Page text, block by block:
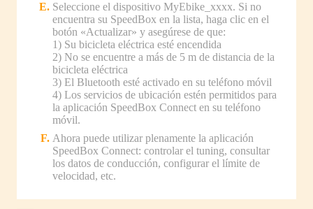
Seleccione el dispositivo MyEbike_xxxx. Si no
encuentra su SpeedBox en la lista, haga clic en el
botón «Actualizar» y asegúrese de que:
1) Su bicicleta eléctrica esté encendida
2) No se encuentre a más de 5 m de distancia de la
bicicleta eléctrica
3) El Bluetooth esté activado en su teléfono móvil
4) Los servicios de ubicación estén permitidos para
la aplicación SpeedBox Connect en su teléfono
móvil.
Ahora puede utilizar plenamente la aplicación
SpeedBox Connect: controlar el tuning, consultar
los datos de conducción, configurar el límite de
velocidad, etc.